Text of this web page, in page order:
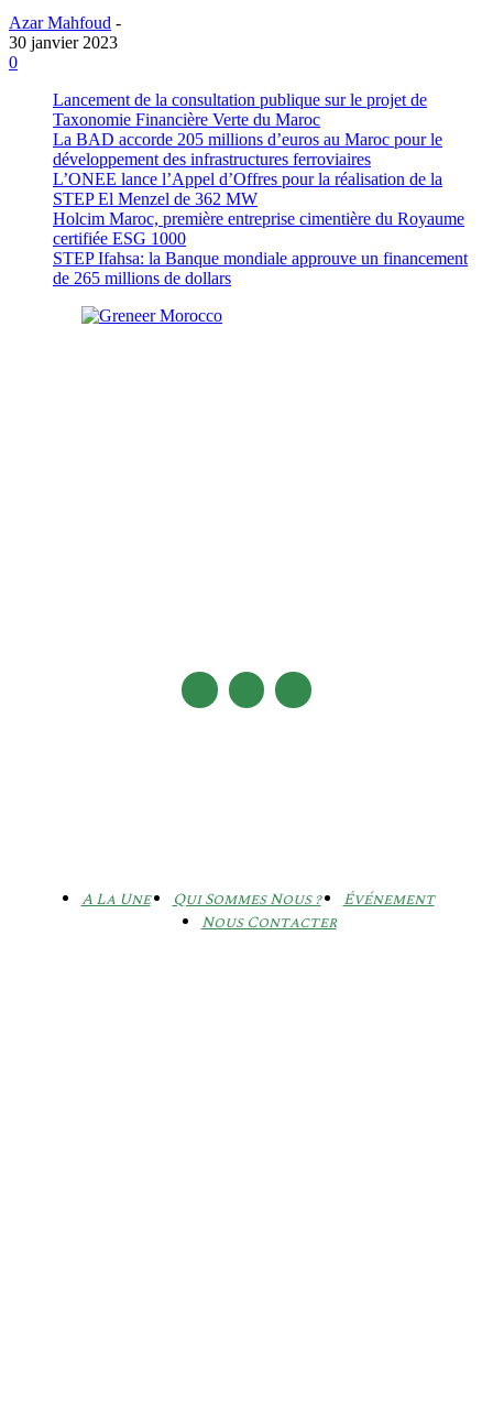
Azar Mahfoud -
30 janvier 2023
0
Lancement de la consultation publique sur le projet de
Taxonomie Financière Verte du Maroc
La BAD accorde 205 millions d’euros au Maroc pour le
développement des infrastructures ferroviaires
L’ONEE lance l’Appel d’Offres pour la réalisation de la
STEP El Menzel de 362 MW
Holcim Maroc, première entreprise cimentière du Royaume
certifiée ESG 1000
STEP Ifahsa: la Banque mondiale approuve un financement
de 265 millions de dollars
A La Une Qui Sommes Nous ?
Événement
Nous Contacter